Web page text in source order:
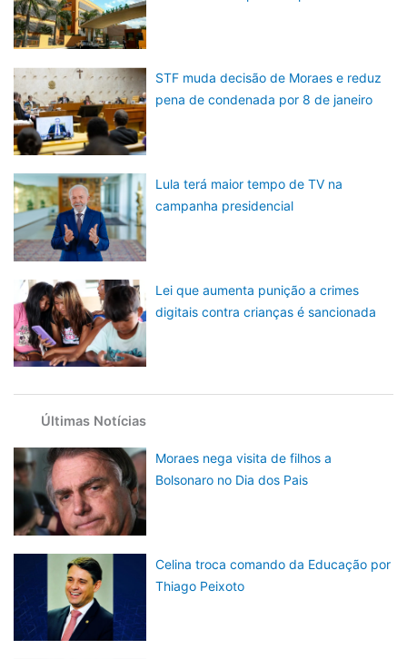
STF muda decisão de Moraes e reduz
pena de condenada por 8 de janeiro
Lula terá maior tempo de TV na
campanha presidencial
Lei que aumenta punição a crimes
digitais contra crianças é sancionada
Últimas Notícias
Moraes nega visita de filhos a
Bolsonaro no Dia dos Pais
Celina troca comando da Educação por
Thiago Peixoto